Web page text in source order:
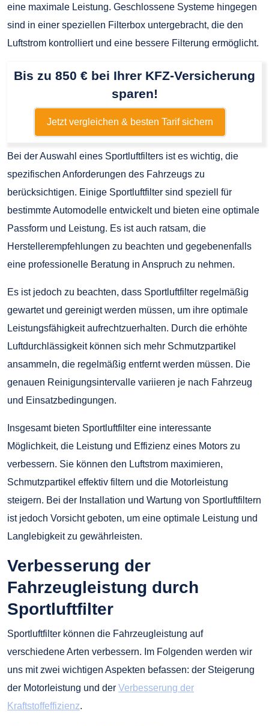
eine maximale Leistung. Geschlossene Systeme hingegen
sind in einer speziellen Filterbox untergebracht, die den
Luftstrom kontrolliert und eine bessere Filterung ermöglicht.
Bis zu 850 € bei Ihrer KFZ-Versicherung
sparen!
Jetzt vergleichen & besten Tarif sichern
Bei der Auswahl eines Sportluftfilters ist es wichtig, die
spezifischen Anforderungen des Fahrzeugs zu
berücksichtigen. Einige Sportluftfilter sind speziell für
bestimmte Automodelle entwickelt und bieten eine optimale
Passform und Leistung. Es ist auch ratsam, die
Herstellerempfehlungen zu beachten und gegebenenfalls
eine professionelle Beratung in Anspruch zu nehmen.
Es ist jedoch zu beachten, dass Sportluftfilter regelmäßig
gewartet und gereinigt werden müssen, um ihre optimale
Leistungsfähigkeit aufrechtzuerhalten. Durch die erhöhte
Luftdurchlässigkeit können sich mehr Schmutzpartikel
ansammeln, die regelmäßig entfernt werden müssen. Die
genauen Reinigungsintervalle variieren je nach Fahrzeug
und Einsatzbedingungen.
Insgesamt bieten Sportluftfilter eine interessante
Möglichkeit, die Leistung und Effizienz eines Motors zu
verbessern. Sie können den Luftstrom maximieren,
Schmutzpartikel effektiv filtern und die Motorleistung
steigern. Bei der Installation und Wartung von Sportluftfiltern
ist jedoch Vorsicht geboten, um eine optimale Leistung und
Langlebigkeit zu gewährleisten.
Verbesserung der
Fahrzeugleistung durch
Sportluftfilter
Sportluftfilter können die Fahrzeugleistung auf
verschiedene Arten verbessern. Im Folgenden werden wir
uns mit zwei wichtigen Aspekten befassen: der Steigerung
der Motorleistung und der Verbesserung der
Kraftstoffeffizienz.